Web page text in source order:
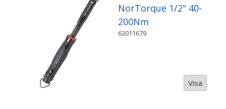
NorTorque 1/2" 40-
200Nm
63011679
Visa